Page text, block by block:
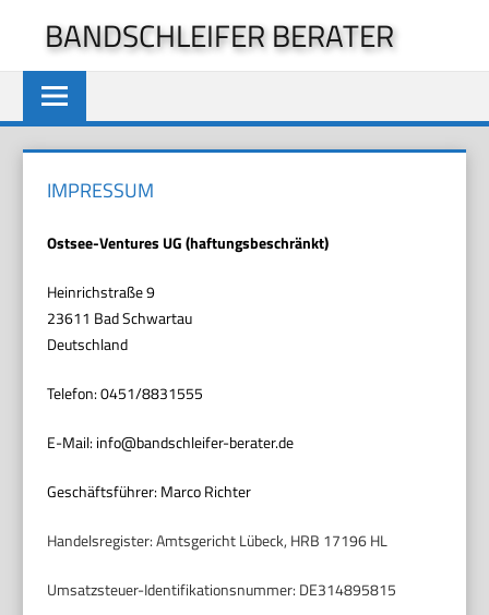
springen
BANDSCHLEIFER BERATER
IMPRESSUM
Ostsee-Ventures UG (haftungsbeschränkt)
Heinrichstraße 9
23611 Bad Schwartau
Deutschland
Telefon: 0451/8831555
E-Mail: info@bandschleifer-berater.de
Geschäftsführer: Marco Richter
Handelsregister: Amtsgericht Lübeck, HRB 17196 HL
Umsatzsteuer-Identifikationsnummer: DE314895815